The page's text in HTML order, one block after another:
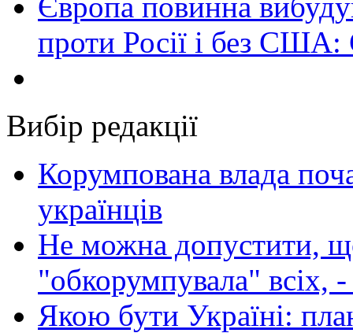
проти Росії і без США:
Вибір редакції
Корумпована влада
українців
Не можна допустити,
"обкорумпувала" всіх,
Якою бути Україні: